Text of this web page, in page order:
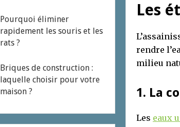
Les
rendre
milieu
1. La
Les eaux
Pourquoi éliminer
rapidement les souris et les
rats ?
Briques de construction :
laquelle choisir pour votre
maison ?